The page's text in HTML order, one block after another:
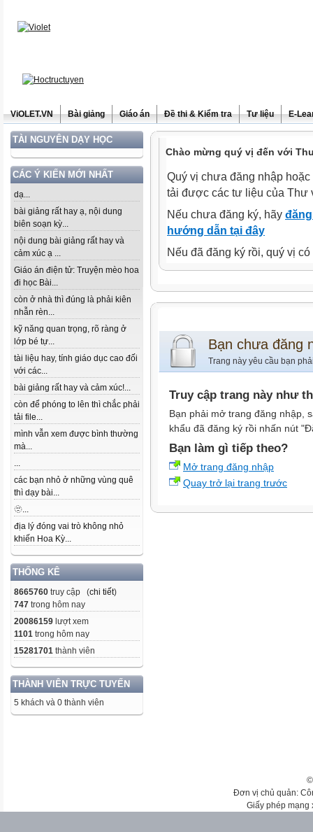
ViOLET.VN Bài giảng Giáo án Đề thi & Kiểm tra Tư liệu E-
TÀI NGUYÊN DẠY HỌC
CÁC Ý KIẾN MỚI NHẤT
dạ...
bài giảng rất hay ạ, nội dung
biên soạn kỳ...
nội dung bài giảng rất hay và
cảm xúc ạ ...
Giáo án điện tử: Truyện mèo hoa
đi học Bài...
còn ở nhà thì đúng là phải kiên
nhẫn rèn...
kỹ năng quan trọng, rõ ràng ở
lớp bé tự...
tài liệu hay, tính giáo dục cao đối
với các...
bài giảng rất hay và cảm xúc!...
còn để phóng to lên thì chắc phải
tải file...
mình vẫn xem được bình thường
mà...
...
các bạn nhỏ ở những vùng quê
thì dạy bài...
🫥...
địa lý đóng vai trò không nhỏ
khiến Hoa Kỳ...
THỐNG KÊ
8665760 truy cập (chi tiết)
747 trong hôm nay
20086159 lượt xem
1101 trong hôm nay
15281701 thành viên
THÀNH VIÊN TRỰC TUYẾN
5 khách và 0 thành viên
Chào mừng quý vị đến với
Quý vị chưa đăng nhập
tải được các tư liệu của Thư
Nếu chưa đăng ký, hãy
hướng dẫn tại đây
Nếu đã đăng ký rồi, quý vị
Bạn chưa đăng
Trang này yêu cầu bạn
Truy cập trang này như
Bạn phải mở trang đăng nhập,
khẩu đã đăng ký rồi nhấn nút
Bạn làm gì tiếp theo?
Mở trang đăng nhập
Quay trở lại trang trước
Đơn vị chủ quản:
Giấy phép mạng